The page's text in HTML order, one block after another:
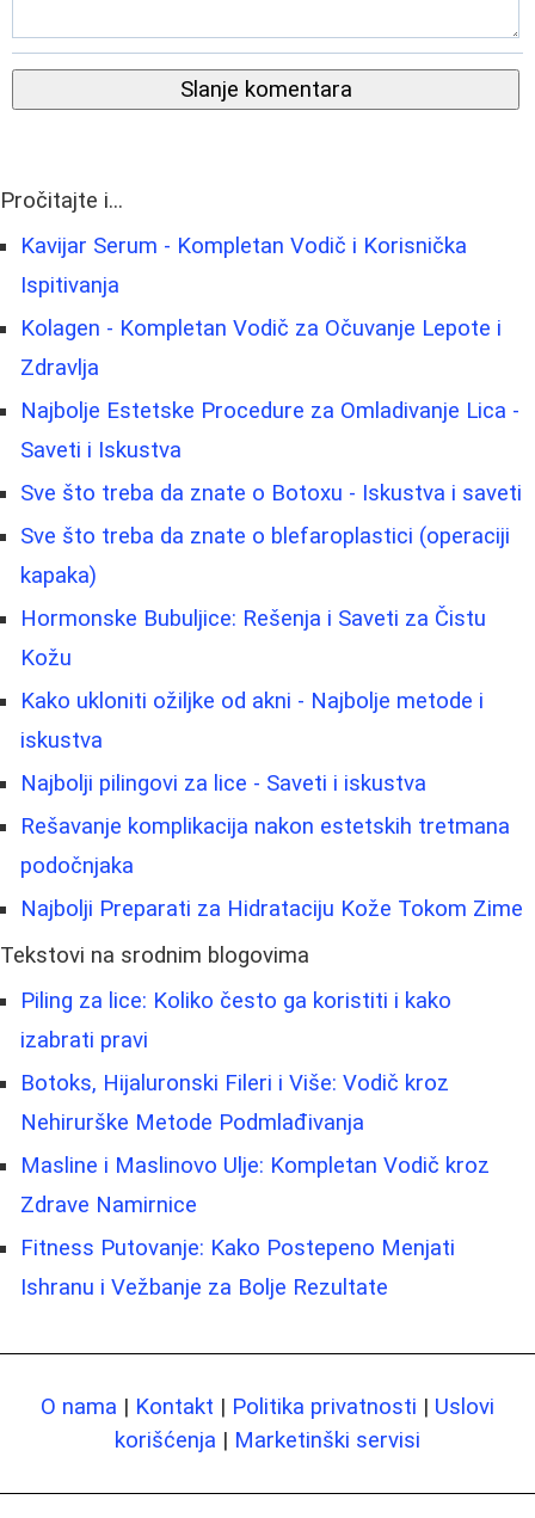
Slanje komentara
Pročitajte i...
Kavijar Serum - Kompletan Vodič i Korisnička
Ispitivanja
Kolagen - Kompletan Vodič za Očuvanje Lepote i
Zdravlja
Najbolje Estetske Procedure za Omladivanje Lica -
Saveti i Iskustva
Sve što treba da znate o Botoxu - Iskustva i saveti
Sve što treba da znate o blefaroplastici (operaciji
kapaka)
Hormonske Bubuljice: Rešenja i Saveti za Čistu
Kožu
Kako ukloniti ožiljke od akni - Najbolje metode i
iskustva
Najbolji pilingovi za lice - Saveti i iskustva
Rešavanje komplikacija nakon estetskih tretmana
podočnjaka
Najbolji Preparati za Hidrataciju Kože Tokom Zime
Tekstovi na srodnim blogovima
Piling za lice: Koliko često ga koristiti i kako
izabrati pravi
Botoks, Hijaluronski Fileri i Više: Vodič kroz
Nehirurške Metode Podmlađivanja
Masline i Maslinovo Ulje: Kompletan Vodič kroz
Zdrave Namirnice
Fitness Putovanje: Kako Postepeno Menjati
Ishranu i Vežbanje za Bolje Rezultate
O nama | Kontakt | Politika privatnosti | Uslovi
korišćenja | Marketinški servisi